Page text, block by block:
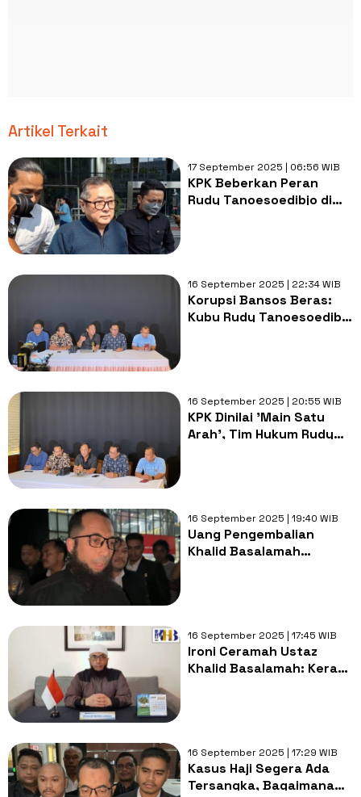
Artikel Terkait
17 September 2025 | 06:56 WIB
KPK Beberkan Peran
Rudy Tanoesoedibjo di
16 September 2025 | 22:34 WIB
Korupsi Bansos Beras:
Kubu Rudy Tanoesoedibjo
16 September 2025 | 20:55 WIB
KPK Dinilai 'Main Satu
Arah', Tim Hukum Rudy
16 September 2025 | 19:40 WIB
Uang Pengembalian
Khalid Basalamah
16 September 2025 | 17:45 WIB
Ironi Ceramah Ustaz
Khalid Basalamah: Keras
16 September 2025 | 17:29 WIB
Kasus Haji Segera Ada
Tersangka, Bagaimana